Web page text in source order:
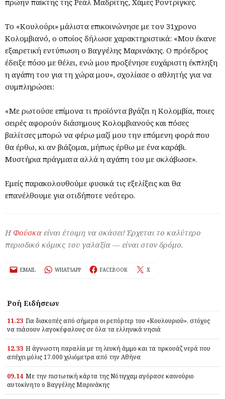
Το «Κουλούρι» μάλιστα επικοινώνησε με τον 31χρονο
Κολομβιανό, ο οποίος δήλωσε χαρακτηριστικά: «Μου έκανε
εξαιρετική εντύπωση ο Βαγγέλης Μαρινάκης. Ο πρόεδρος
έδειξε πόσο με θέλει, ενώ μου προξένησε ευχάριστη έκπληξη
η αγάπη του για τη χώρα μου», σχολίασε ο αθλητής για να
συμπληρώσει:
«Με ρωτούσε επίμονα τι προϊόντα βγάζει η Κολομβία, ποιες
σειρές αφορούν διάσημους Κολομβιανούς και πόσες
βαλίτσες μπορώ να φέρω μαζί μου την επόμενη φορά που
θα έρθω, κι αν βιάζομαι, μήπως έρθω με ένα καράβι.
Μυστήρια πράγματα αλλά η αγάπη του με σκλάβωσε».
Εμείς παρακολουθούμε φυσικά τις εξελίξεις και θα
επανέλθουμε για οτιδήποτε νεότερο.
Η Φούσκα είναι έτοιμη να σκάσει! Έρχεται το καλύτερο
περιοδικό κόμικς του γαλαξία — είναι στον δρόμο.
EMAIL WHATSAPP FACEBOOK X
Ροή Ειδήσεων
11.23 Για διακοπές από σήμερα οι ρεπόρτερ του «Κουλουριού», στόχος
να πιάσουν λαγοκέφαλους σε όλα τα ελληνικά νησιά
12.33 Η άγνωστη παραλία με τη λευκή άμμο και τα τιρκουάζ νερά που
απέχει μόλις 17.000 χιλιόμετρα από την Αθήνα
09.14 Με την πιστωτική κάρτα της Νότιγχαμ αγόρασε καινούριο
αυτοκίνητο ο Βαγγέλης Μαρινάκης